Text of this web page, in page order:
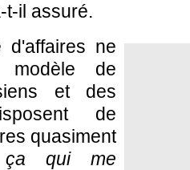
t-il assuré.
d'affaires ne
de
et des
de
quasiment
ça qui me